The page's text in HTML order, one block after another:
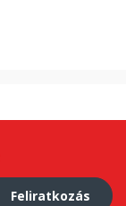
Feliratkozás